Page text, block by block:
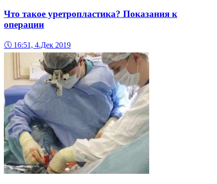
Что такое уретропластика? Показания к
операции
🕔 16:51, 4.Дек 2019